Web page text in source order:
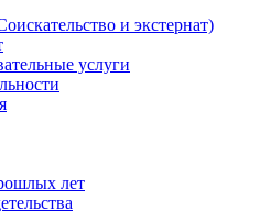
и экстернат)
услуги
лет